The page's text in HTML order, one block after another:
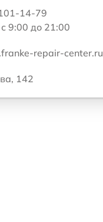
14-79
9:00 до 21:00
repair-center.ru
142